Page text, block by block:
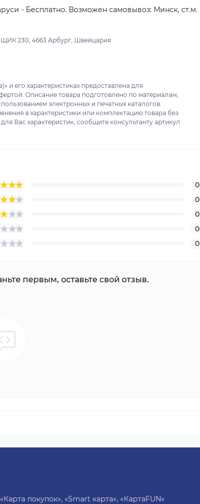
- Бесплатно. Возможен самовывоз: Минск, ст.м.
230, 4663 Арбург, Швейцария
и его характеристиках предоставлена для
Описание товара подготовлено по материалам,
электронных и печатных каталогов.
в характеристики или комплектацию товара без
Вас характеристик, сообщите консультанту артикул .
0
0
0
0
0
первым, оставьте свой отзыв.
покупок», «Smart карта», «КартаFUN»